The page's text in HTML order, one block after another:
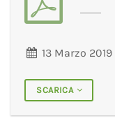
13 Marzo 2019
SCARICA